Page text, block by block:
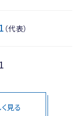
（代表）
見る